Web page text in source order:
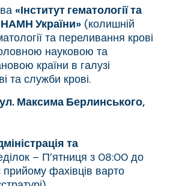
«Інститут гематології та
НАМН України» (колишній
та переливання крові
науковою та
країни в галузі
та служби крові.
Максима Берлинського,
та
– П’ятниця з 08:00 до
фахівців варто